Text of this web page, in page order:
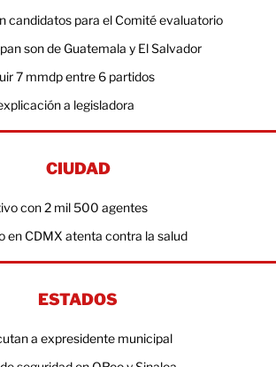
candidatos para el Comité evaluatorio
son de Guatemala y El Salvador
7 mmdp entre 6 partidos
a legisladora
CIUDAD
con 2 mil 500 agentes
en CDMX atenta contra la salud
ESTADOS
a expresidente municipal